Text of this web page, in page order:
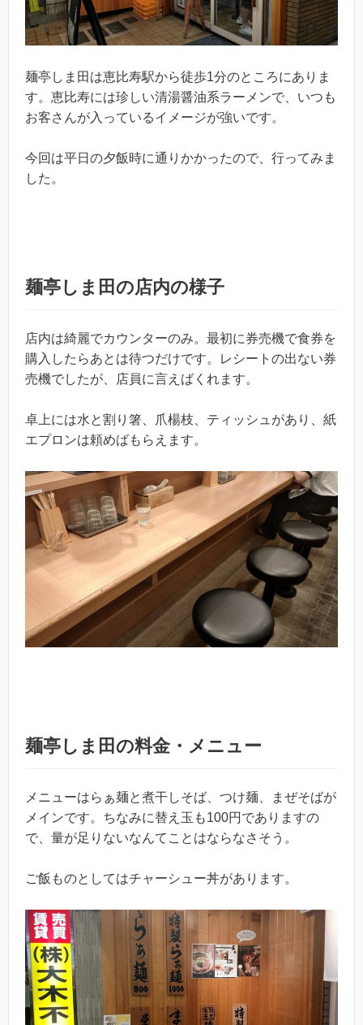
麺亭しま田は恵比寿駅から徒歩1分のところにありま
す。恵比寿には珍しい清湯醤油系ラーメンで、いつも
お客さんが入っているイメージが強いです。
今回は平日の夕飯時に通りかかったので、行ってみま
した。
麺亭しま田の店内の様子
店内は綺麗でカウンターのみ。最初に券売機で食券を
購入したらあとは待つだけです。レシートの出ない券
売機でしたが、店員に言えばくれます。
卓上には水と割り箸、爪楊枝、ティッシュがあり、紙
エプロンは頼めばもらえます。
麺亭しま田の料金・メニュー
メニューはらぁ麺と煮干しそば、つけ麺、まぜそばが
メインです。ちなみに替え玉も100円でありますの
で、量が足りないなんてことはならなさそう。
ご飯ものとしてはチャーシュー丼があります。